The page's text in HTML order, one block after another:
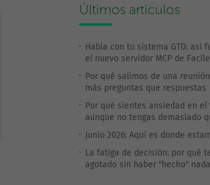
Últimos artículos
Habla con tu sistema GTD: así
el nuevo servidor MCP de
Por qué salimos de una
más preguntas que respuestas
Por qué sientes ansiedad en el
aunque no tengas demasiado
Junio 2026: Aquí es donde
La fatiga de decisión: por qué
agotado sin haber "hecho"